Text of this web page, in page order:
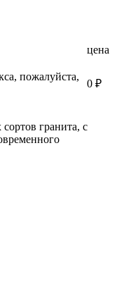
цена
пожалуйста,
0 ₽
гранита, с